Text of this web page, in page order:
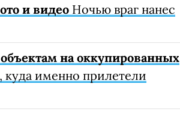
и видео Ночью враг нанес
на оккупированных
именно прилетели